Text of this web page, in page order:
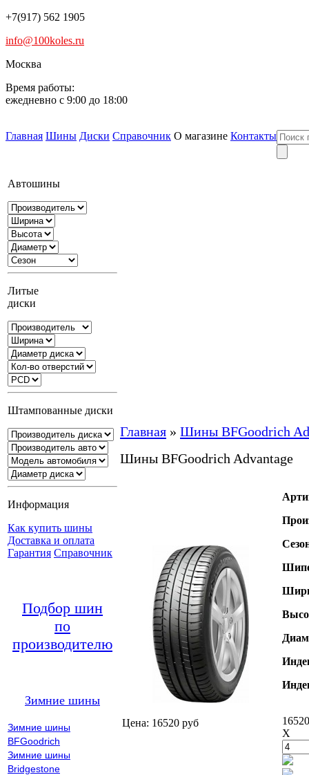
+7(917) 562 1905
info@100koles.ru
Москва
Время работы:
ежедневно с 9:00 до 18:00
Главная Шины Диски Справочник О магазине Контакты
Автошины
Литые
диски
Штампованные диски
Информация
Как купить шины
Доставка и оплата
Гарантия Справочник
Подбор шин
по
производителю
Зимние шины
Зимние шины
BFGoodrich
Зимние шины
Bridgestone
Главная » Шины BFGoodrich
Шины BFGoodrich Advantage
Цена: 16520 руб
X